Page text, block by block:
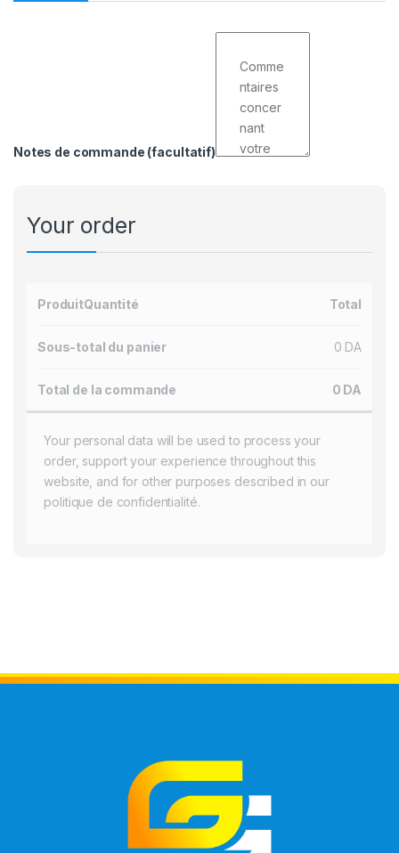
Notes de commande (facultatif)
Your order
ProduitQuantité Total
Sous-total du panier 0 DA
Total de la commande 0 DA
Your personal data will be used to process your
order, support your experience throughout this
website, and for other purposes described in our
politique de confidentialité.